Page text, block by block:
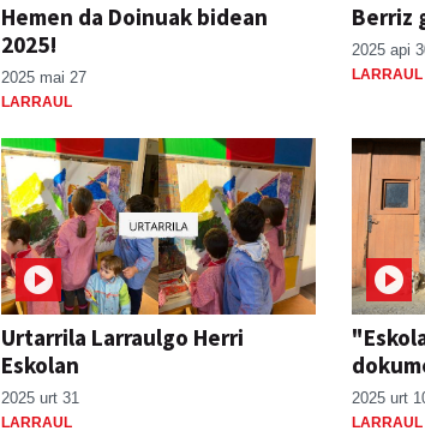
Hemen da Doinuak bidean
2025!
2025 mai 27
LARRAUL
Berriz
2025 api
LARRAUL
Urtarrila Larraulgo Herri
Eskolan
2025 urt 31
LARRAUL
2025 urt
LARRAUL